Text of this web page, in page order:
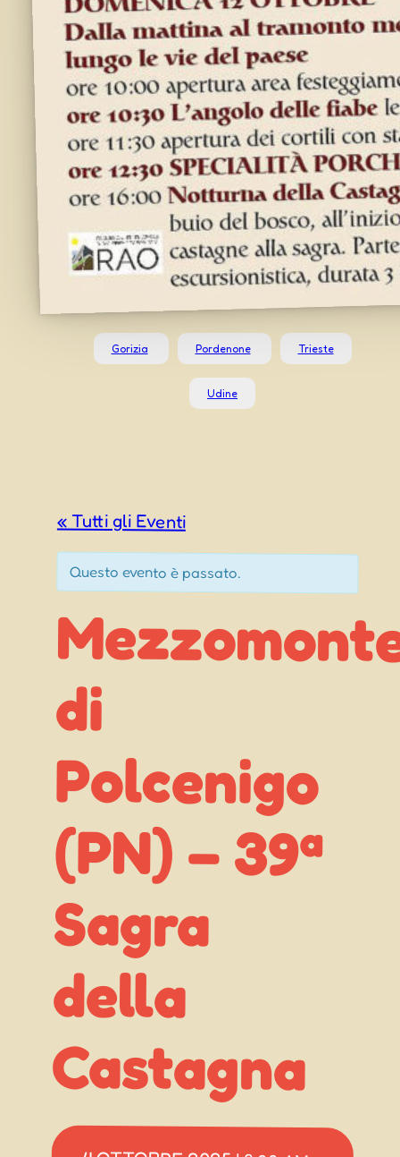
Gorizia Pordenone Trieste
Udine
« Tutti gli Eventi
Questo evento è passato.
di
(PN) –
Sagra
della
Castagna